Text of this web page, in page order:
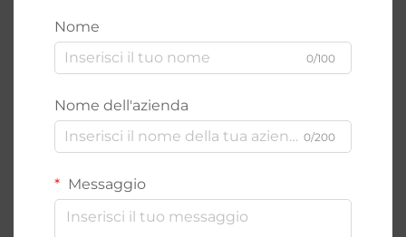
Nome
0/100
Nome dell'azienda
0/200
Messaggio